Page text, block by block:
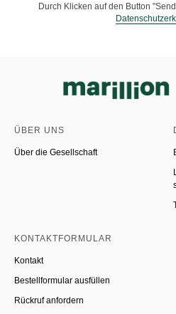
Durch Klicken auf den Button
ÜBER UNS
Über die Gesellschaft
KONTAKTFORMULAR
Kontakt
Bestellformular ausfüllen
Rückruf anfordern